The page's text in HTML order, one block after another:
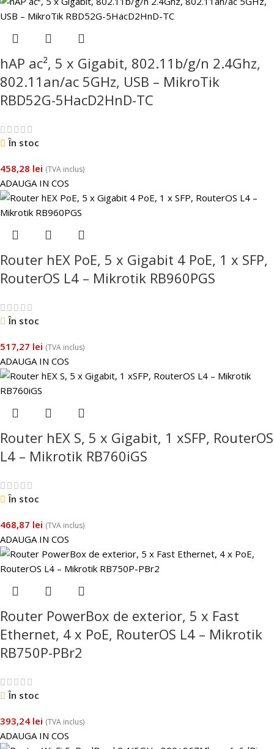
hAP ac², 5 x Gigabit, 802.11b/g/n 2.4Ghz,
802.11an/ac 5GHz, USB – MikroTik
RBD52G-5HacD2HnD-TC
În stoc
458,28 lei (TVA inclus)
ADAUGA IN COS
Router hEX PoE, 5 x Gigabit 4 PoE, 1 x SFP,
RouterOS L4 – Mikrotik RB960PGS
În stoc
517,27 lei (TVA inclus)
ADAUGA IN COS
Router hEX S, 5 x Gigabit, 1 xSFP, RouterOS
L4 – Mikrotik RB760iGS
În stoc
468,87 lei (TVA inclus)
ADAUGA IN COS
Router PowerBox de exterior, 5 x Fast
Ethernet, 4 x PoE, RouterOS L4 – Mikrotik
RB750P-PBr2
În stoc
393,24 lei (TVA inclus)
ADAUGA IN COS